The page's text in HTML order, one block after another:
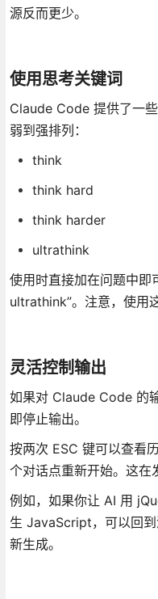
源反而更少。
使用思考关键词
Claude Code 提供了一
弱到强排列：
think
think hard
think harder
ultrathink
使用时直接加在问题中即
ultrathink”。注意，使用
灵活控制输出
如果对 Claude Code 的
即停止输出。
按两次 ESC 键可以查看
个对话点重新开始。这在
例如，如果你让 AI 用
生 JavaScript，可以回
新生成。